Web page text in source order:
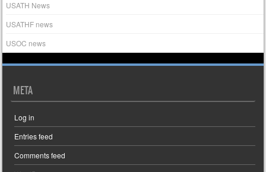
USATH News
USATHF news
USOC news
META
Log in
Entries feed
Comments feed